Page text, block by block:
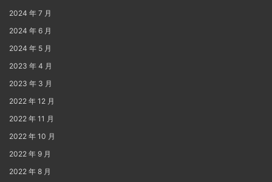
2024 年 7 月
2024 年 6 月
2024 年 5 月
2023 年 4 月
2023 年 3 月
2022 年 12 月
2022 年 11 月
2022 年 10 月
2022 年 9 月
2022 年 8 月